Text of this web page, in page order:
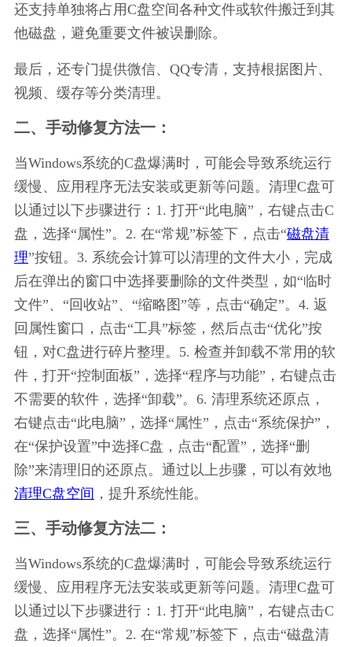
还支持单独将占用C盘空间各种文件或软件搬迁到其
他磁盘，避免重要文件被误删除。
最后，还专门提供微信、QQ专清，支持根据图片、
视频、缓存等分类清理。
二、手动修复方法一：
当Windows系统的C盘爆满时，可能会导致系统运行
缓慢、应用程序无法安装或更新等问题。清理C盘可
以通过以下步骤进行：1. 打开“此电脑”，右键点击C
盘，选择“属性”。2. 在“常规”标签下，点击“磁盘清
理”按钮。3. 系统会计算可以清理的文件大小，完成
后在弹出的窗口中选择要删除的文件类型，如“临时
文件”、“回收站”、“缩略图”等，点击“确定”。4. 返
回属性窗口，点击“工具”标签，然后点击“优化”按
钮，对C盘进行碎片整理。5. 检查并卸载不常用的软
件，打开“控制面板”，选择“程序与功能”，右键点击
不需要的软件，选择“卸载”。6. 清理系统还原点，
右键点击“此电脑”，选择“属性”，点击“系统保护”，
在“保护设置”中选择C盘，点击“配置”，选择“删
除”来清理旧的还原点。通过以上步骤，可以有效地
清理C盘空间 ，提升系统性能。
三、手动修复方法二：
当Windows系统的C盘爆满时，可能会导致系统运行
缓慢、应用程序无法安装或更新等问题。清理C盘可
以通过以下步骤进行：1. 打开“此电脑”，右键点击C
盘，选择“属性”。2. 在“常规”标签下，点击“磁盘清